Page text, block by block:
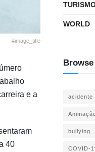
#image_title
e a
40
WORLD
acidente
bullying
COVID-